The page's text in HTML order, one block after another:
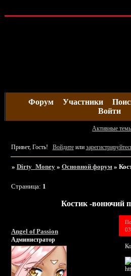
Форум Участники
Войти
Активные
Привет, Гость! Войдитеили
» Dirty_Money » Основной форум »
Костик -вонючий
Страница: 1
Angel of Passion
Администратор